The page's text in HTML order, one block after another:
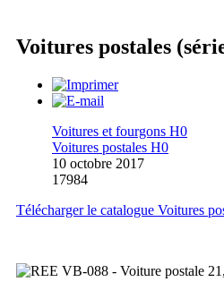
Voitures postales
Voitures et fourgons H0
Voitures postales H0
10 octobre 2017
17984
Télécharger le catalogue Voitures